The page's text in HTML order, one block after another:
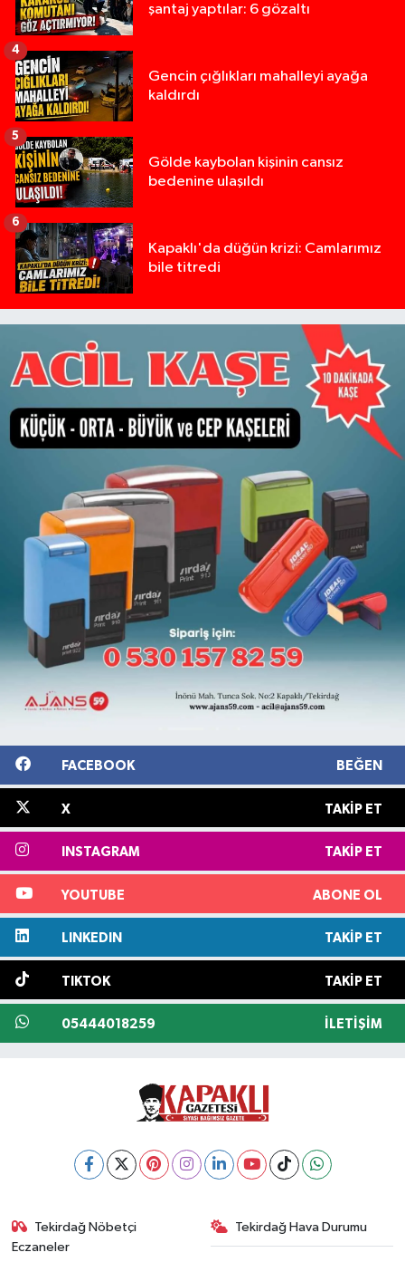
şantaj yaptılar: 6 gözaltı
Gencin çığlıkları mahalleyi ayağa
kaldırdı
4
Gölde kaybolan kişinin cansız
bedenine ulaşıldı
5
Kapaklı'da düğün krizi: Camlarımız
bile titredi
6
FACEBOOK BEĞEN
X TAKIP ET
INSTAGRAM TAKIP ET
YOUTUBE ABONE OL
LINKEDIN TAKIP ET
TIKTOK TAKIP ET
05444018259 İLETIŞIM
Tekirdağ Nöbetçi
Eczaneler
Tekirdağ Hava Durumu